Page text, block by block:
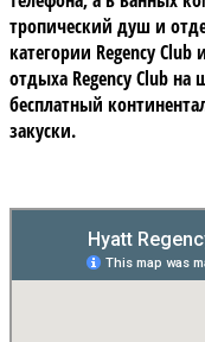
тропический душ и
категории Regency
отдыха Regency Club
бесплатный
закуски.